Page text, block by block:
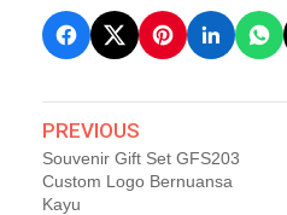
PREVIOUS
Souvenir Gift Set GFS203
Custom Logo Bernuansa
Kayu